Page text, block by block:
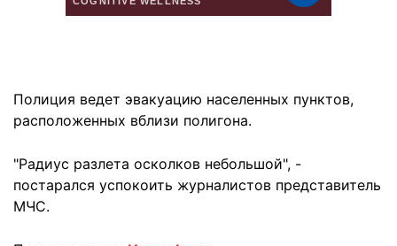
Полиция ведет эвакуацию населенных пунктов,
расположенных вблизи полигона.
"Радиус разлета осколков небольшой", -
постарался успокоить журналистов представитель
МЧС.